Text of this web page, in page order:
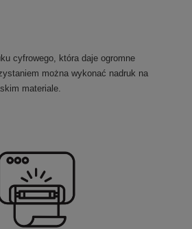
cyfrowego, która daje ogromne
można wykonać nadruk na
materiale.